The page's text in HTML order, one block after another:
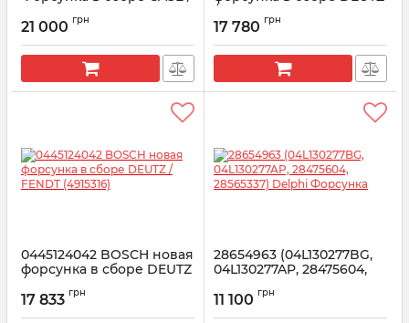
(504388750)
Артикул: 0445124014
21 000 грн
/ FENDT (4913657)
Артикул: 0445124022
17 780 грн
0445124042 BOSCH новая
форсунка в сборе DEUTZ
/ FENDT (4915316)
Артикул: 0445124042
17 833 грн
28654963 (04L130277BG,
04L130277AP, 28475604,
Форсунка
Артикул: 28654963
11 100 грн